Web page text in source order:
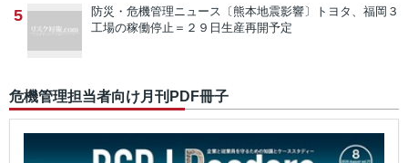
5 防災・危機管理ニュース 〔熊本地震影響〕トヨタ、福岡３
工場の稼働停止＝２９日生産再開予定
危機管理担当者向け月刊PDF冊子